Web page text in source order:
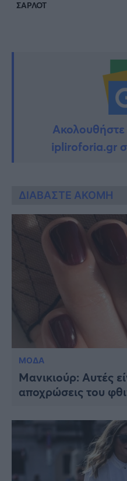
ΣΑΡΛΟΤ
Ακολουθήστε
ipliroforia.gr
ΔΙΑΒΑΣΤΕ ΑΚΟΜΗ
ΜΟΔΑ
Μανικιούρ: Αυτές
αποχρώσεις του